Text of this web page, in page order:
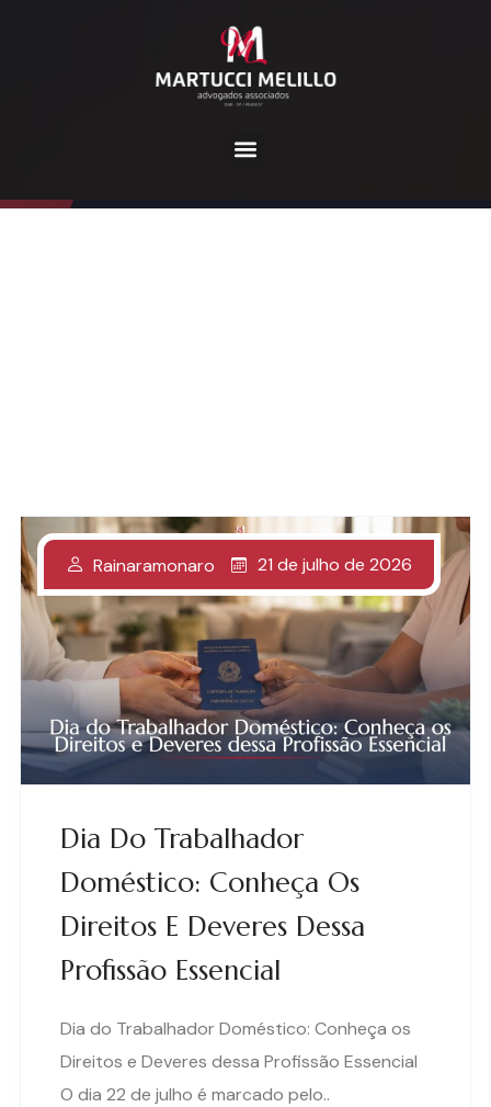
Categoria:Trabalhista
Dia Do Trabalhador
Doméstico: Conheça Os
Direitos E Deveres Dessa
Profissão Essencial
Rainaramonaro 21 de julho de 2026
Dia do Trabalhador Doméstico: Conheça os
Direitos e Deveres dessa Profissão Essencial
O dia 22 de julho é marcado pelo..